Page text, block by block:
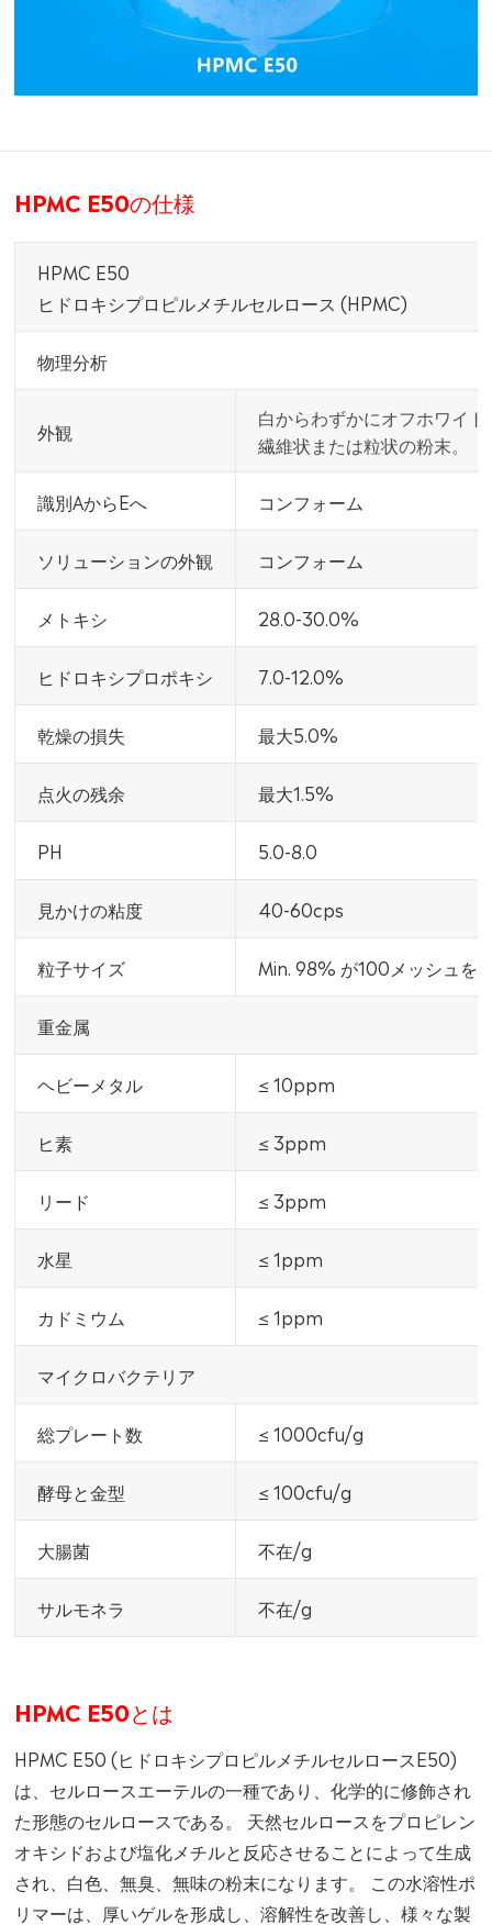
HPMC E50の仕様
HPMC E50
ヒドロキシプロピルメチルセルロース (HPMC)
物理分析
外観
白からわずかにオフホワイト
繊維状または粒状の粉末。
識別AからEへ コンフォーム
ソリューションの外観 コンフォーム
メトキシ 28.0-30.0%
ヒドロキシプロポキシ 7.0-12.0%
乾燥の損失 最大5.0%
点火の残余 最大1.5%
PH 5.0-8.0
見かけの粘度 40-60cps
粒子サイズ Min. 98% が100メッシュを
重金属
ヘビーメタル ≤ 10ppm
ヒ素 ≤ 3ppm
リード ≤ 3ppm
水星 ≤ 1ppm
カドミウム ≤ 1ppm
マイクロバクテリア
総プレート数 ≤ 1000cfu/g
酵母と金型 ≤ 100cfu/g
大腸菌 不在/g
サルモネラ 不在/g
HPMC E50とは
HPMC E50 (ヒドロキシプロピルメチルセルロースE50)
は、セルロースエーテルの一種であり、化学的に修飾され
た形態のセルロースである。 天然セルロースをプロピレン
オキシドおよび塩化メチルと反応させることによって生成
され、白色、無臭、無味の粉末になります。 この水溶性ポ
リマーは、厚いゲルを形成し、溶解性を改善し、様々な製